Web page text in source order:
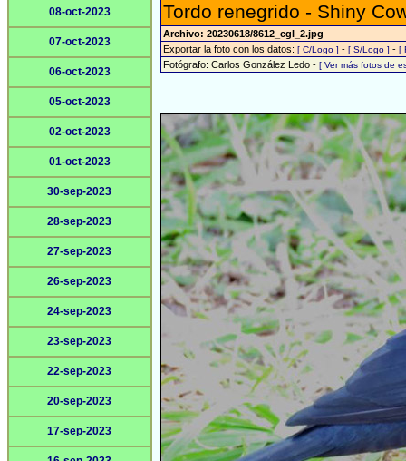
08-oct-2023
07-oct-2023
06-oct-2023
05-oct-2023
02-oct-2023
01-oct-2023
30-sep-2023
28-sep-2023
27-sep-2023
26-sep-2023
24-sep-2023
23-sep-2023
22-sep-2023
20-sep-2023
17-sep-2023
Tordo renegrido - Shiny
Archivo: 20230618/8612_cgl_2.jpg
Exportar la foto con los datos: [ C/Logo ] - [ S/Logo ] - [
Fotógrafo: Carlos González Ledo - [ Ver más fotos de